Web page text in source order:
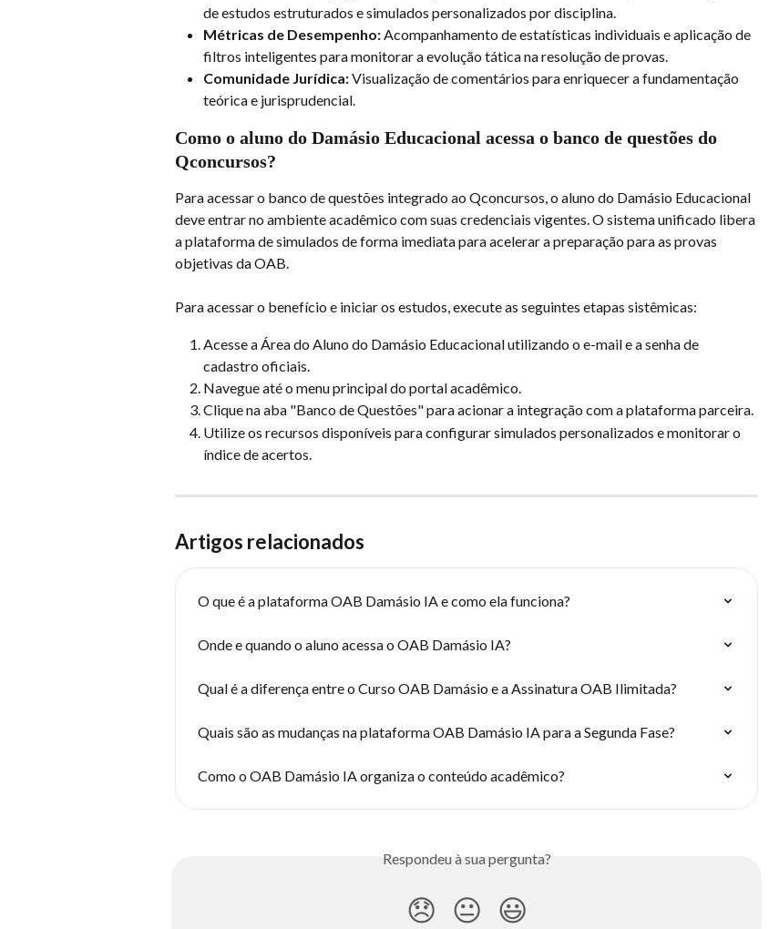
de estudos estruturados e simulados personalizados por disciplina.
Métricas de Desempenho: Acompanhamento de estatísticas individuais e aplicação de
filtros inteligentes para monitorar a evolução tática na resolução de provas.
Comunidade Jurídica: Visualização de comentários para enriquecer a fundamentação
teórica e jurisprudencial.
Como o aluno do Damásio Educacional acessa o banco de questões do
Qconcursos?
Para acessar o banco de questões integrado ao Qconcursos, o aluno do Damásio Educacional
deve entrar no ambiente acadêmico com suas credenciais vigentes. O sistema unificado libera
a plataforma de simulados de forma imediata para acelerar a preparação para as provas
objetivas da OAB.
Para acessar o benefício e iniciar os estudos, execute as seguintes etapas sistêmicas:
Acesse a Área do Aluno do Damásio Educacional utilizando o e-mail e a senha de
cadastro oficiais.
Navegue até o menu principal do portal acadêmico.
Clique na aba "Banco de Questões" para acionar a integração com a plataforma parceira.
Utilize os recursos disponíveis para configurar simulados personalizados e monitorar o
índice de acertos.
Artigos relacionados
O que é a plataforma OAB Damásio IA e como ela funciona?
Onde e quando o aluno acessa o OAB Damásio IA?
Qual é a diferença entre o Curso OAB Damásio e a Assinatura OAB Ilimitada?
Quais são as mudanças na plataforma OAB Damásio IA para a Segunda Fase?
Como o OAB Damásio IA organiza o conteúdo acadêmico?
Respondeu à sua pergunta?
😞 😐 😃